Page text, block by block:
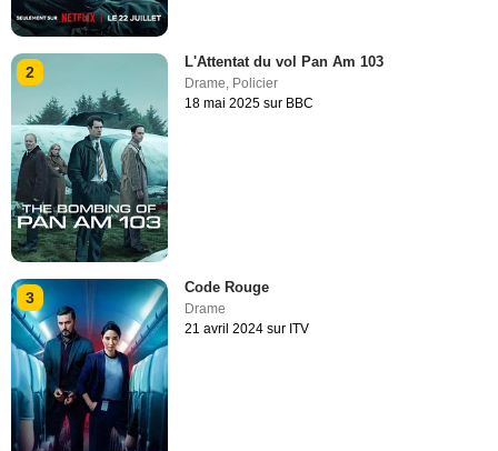
2
L'Attentat du vol Pan Am 103
Drame, Policier
18 mai 2025 sur BBC
3
Code Rouge
Drame
21 avril 2024 sur ITV